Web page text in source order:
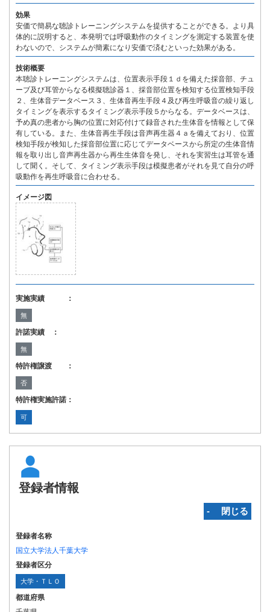
効果
安価で簡易な聴診トレーニングシステムを提供することができる。より具
体的に説明すると、本発明では呼吸動作のタイミングを測定する装置を使
わないので、システムが簡素になり安価で済むといった効果がある。
技術概要
本聴診トレーニングシステムは、位置表示手段１ｄを備えた採音部、チュ
ーブ及び耳管からなる模擬聴診器１、採音部位置を検知する位置検知手段
２、生体音データベース３、生体音再生手段４及び再生呼吸音の繰り返し
タイミングを表示するタイミング表示手段５からなる。データベースは、
予め真の患者から胸の位置に対応付けて録音された生体音を情報として保
有している。また、生体音再生手段は音声再生器４ａを備えており、位置
検知手段が検知した採音部位置に応じてデータベースから所定の生体音情
報を取り出し音声再生器から再生生体音を発し、それを実習生は耳管を通
して聞く。そして、タイミング表示手段は模擬患者がそれを見て自分の呼
吸動作を再生呼吸音に合わせる。
イメージ図
実施実績 ：
無
許諾実績 ：
無
特許権譲渡 ：
否
特許権実施許諾：
可
登録者情報
‐ 閉じる
登録者名称
国立大学法人千葉大学
登録者区分
大学・ＴＬＯ
都道府県